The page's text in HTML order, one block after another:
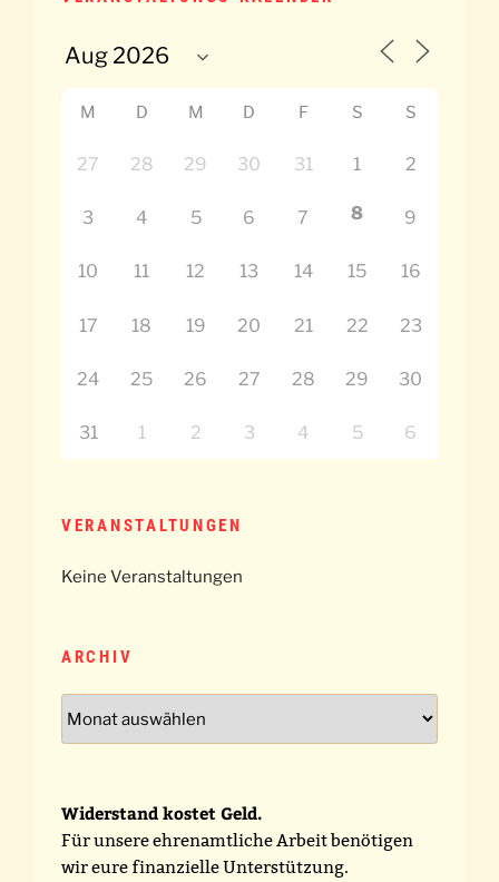
M D M D F S S
27 28 29 30 31 1 2
3 4 5 6 7 8 9
10 11 12 13 14 15 16
17 18 19 20 21 22 23
24 25 26 27 28 29 30
31 1 2 3 4 5 6
VERANSTALTUNGEN
Keine Veranstaltungen
ARCHIV
Widerstand kostet Geld.
Für unsere ehrenamtliche Arbeit benötigen
wir eure finanzielle Unterstützung.